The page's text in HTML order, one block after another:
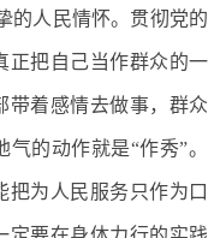
的人民情怀。贯彻党的
正把自己当作群众的一
带着感情去做事，群众
的动作就是“作秀”。
把为人民服务只作为口